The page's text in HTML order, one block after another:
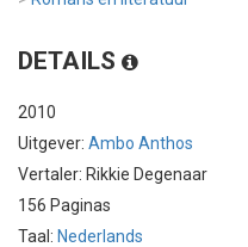
DETAILS
2010
Uitgever: Ambo Anthos
Vertaler: Rikkie Degenaar
156 Paginas
Taal: Nederlands